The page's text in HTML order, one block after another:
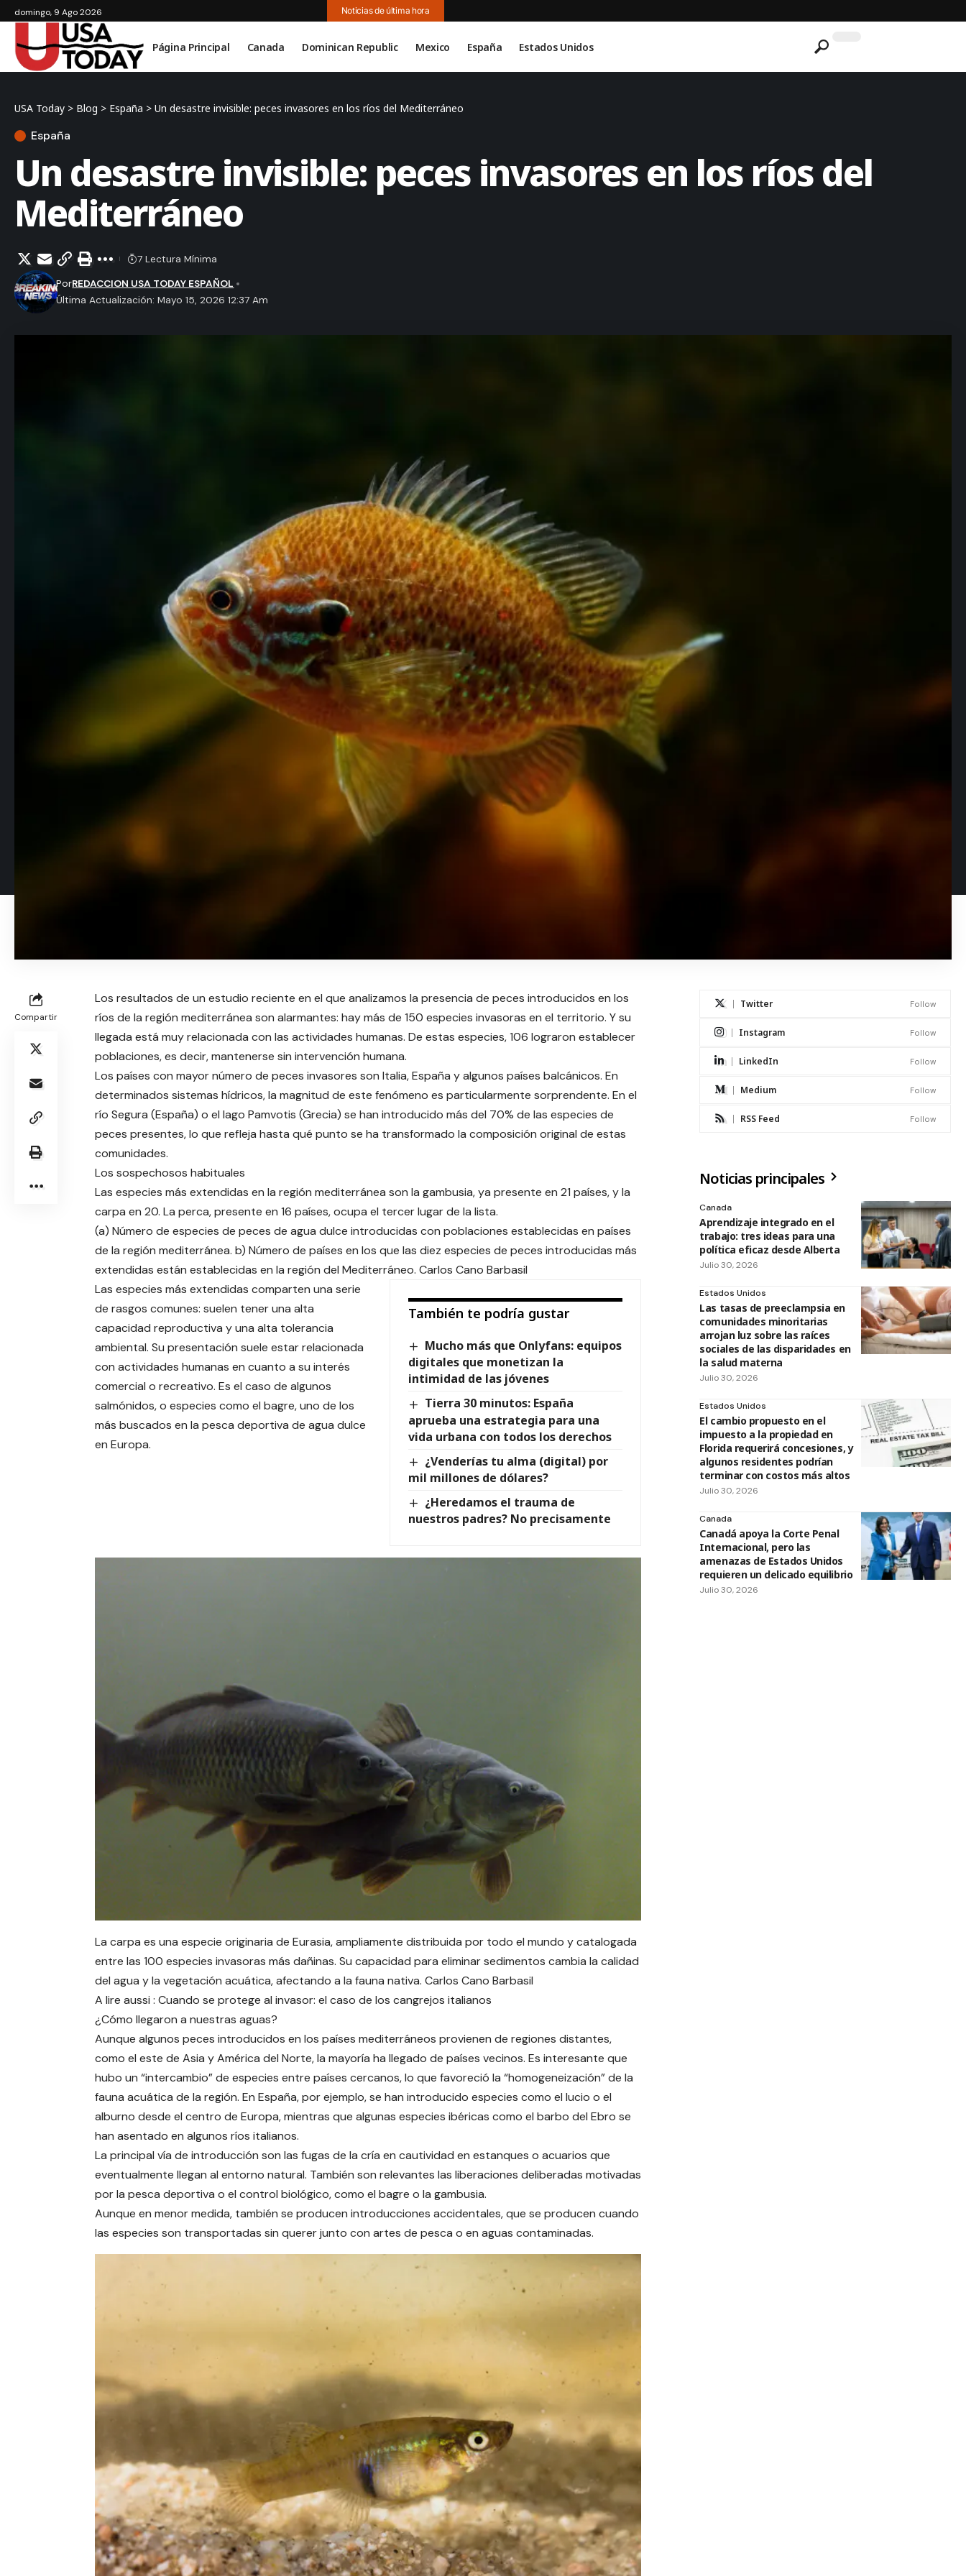
domingo, 9 Ago 2026 Noticias de última hora
Página Principal Canada Dominican Republic Mexico España Estados Unidos
USA Today > Blog > España > Un desastre invisible: peces invasores en los ríos del Mediterráneo
España
Un desastre invisible: peces invasores en los ríos del
Mediterráneo
Última Actualización: Mayo 15, 2026 12:37 Am
PorREDACCION USA TODAY ESPAÑOL
7 Lectura Mínima
Compartir
Los resultados de un estudio reciente en el que analizamos la presencia de peces introducidos en los
ríos de la región mediterránea son alarmantes: hay más de 150 especies invasoras en el territorio. Y su
llegada está muy relacionada con las actividades humanas. De estas especies, 106 lograron establecer
poblaciones, es decir, mantenerse sin intervención humana.
Los países con mayor número de peces invasores son Italia, España y algunos países balcánicos. En
determinados sistemas hídricos, la magnitud de este fenómeno es particularmente sorprendente. En el
río Segura (España) o el lago Pamvotis (Grecia) se han introducido más del 70% de las especies de
peces presentes, lo que refleja hasta qué punto se ha transformado la composición original de estas
comunidades.
Los sospechosos habituales
Las especies más extendidas en la región mediterránea son la gambusia, ya presente en 21 países, y la
carpa en 20. La perca, presente en 16 países, ocupa el tercer lugar de la lista.
(a) Número de especies de peces de agua dulce introducidas con poblaciones establecidas en países
de la región mediterránea. b) Número de países en los que las diez especies de peces introducidas más
extendidas están establecidas en la región del Mediterráneo. Carlos Cano Barbasil
También te podría gustar
Mucho más que Onlyfans: equipos
digitales que monetizan la
intimidad de las jóvenes
Tierra 30 minutos: España
aprueba una estrategia para una
vida urbana con todos los derechos
¿Venderías tu alma (digital) por
mil millones de dólares?
¿Heredamos el trauma de
nuestros padres? No precisamente
Las especies más extendidas comparten una serie
de rasgos comunes: suelen tener una alta
capacidad reproductiva y una alta tolerancia
ambiental. Su presentación suele estar relacionada
con actividades humanas en cuanto a su interés
comercial o recreativo. Es el caso de algunos
salmónidos, o especies como el bagre, uno de los
más buscados en la pesca deportiva de agua dulce
en Europa.
La carpa es una especie originaria de Eurasia, ampliamente distribuida por todo el mundo y catalogada
entre las 100 especies invasoras más dañinas. Su capacidad para eliminar sedimentos cambia la calidad
del agua y la vegetación acuática, afectando a la fauna nativa. Carlos Cano Barbasil
A lire aussi : Cuando se protege al invasor: el caso de los cangrejos italianos
¿Cómo llegaron a nuestras aguas?
Aunque algunos peces introducidos en los países mediterráneos provienen de regiones distantes,
como el este de Asia y América del Norte, la mayoría ha llegado de países vecinos. Es interesante que
hubo un “intercambio” de especies entre países cercanos, lo que favoreció la “homogeneización” de la
fauna acuática de la región. En España, por ejemplo, se han introducido especies como el lucio o el
alburno desde el centro de Europa, mientras que algunas especies ibéricas como el barbo del Ebro se
han asentado en algunos ríos italianos.
La principal vía de introducción son las fugas de la cría en cautividad en estanques o acuarios que
eventualmente llegan al entorno natural. También son relevantes las liberaciones deliberadas motivadas
por la pesca deportiva o el control biológico, como el bagre o la gambusia.
Aunque en menor medida, también se producen introducciones accidentales, que se producen cuando
las especies son transportadas sin querer junto con artes de pesca o en aguas contaminadas.
Twitter Follow
Instagram Follow
LinkedIn Follow
Medium Follow
RSS Feed Follow
Noticias principales
Canada
Aprendizaje integrado en el
trabajo: tres ideas para una
política eficaz desde Alberta
Julio 30, 2026
Estados Unidos
Las tasas de preeclampsia en
comunidades minoritarias
arrojan luz sobre las raíces
sociales de las disparidades en
la salud materna
Julio 30, 2026
Estados Unidos
El cambio propuesto en el
impuesto a la propiedad en
Florida requerirá concesiones, y
algunos residentes podrían
terminar con costos más altos
Julio 30, 2026
Canada
Canadá apoya la Corte Penal
Internacional, pero las
amenazas de Estados Unidos
requieren un delicado equilibrio
Julio 30, 2026